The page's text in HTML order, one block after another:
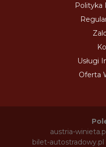
Polityka
Usługi
Oferta
austria-
bilet-autostradowy.pl